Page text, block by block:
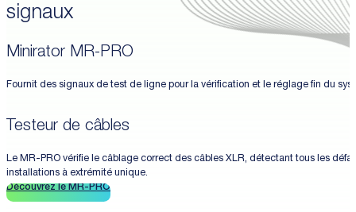
signaux
Minirator MR-PRO
Fournit des signaux de test de ligne pour la vérification et le réglage fin du
Testeur de câbles
Le MR-PRO vérifie le câblage correct des câbles XLR, détectant tous les
installations à extrémité unique.
Découvrez le MR-PRO